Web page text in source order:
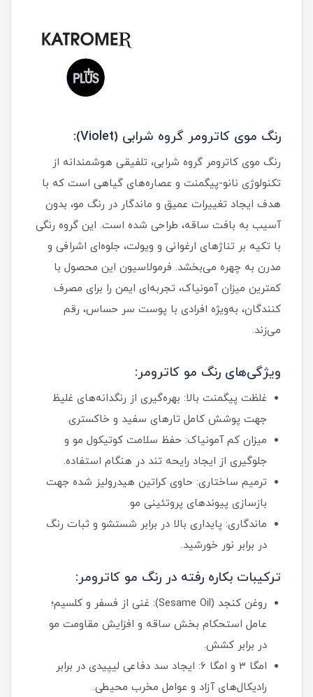
رنگ موی کاترومر گروه شرابی (Violet):
رنگ موی کاترومر گروه شرابی، تلفیقی هوشمندانه از
تکنولوژی نانو-پیگمنت و عصاره‌های گیاهی است که با
هدف ایجاد تغییرات عمیق و ماندگار در رنگ مو، بدون
آسیب به بافت ساقه، طراحی شده است. این گروه رنگی
با تکیه بر تناژهای ارغوانی و ویولت، جلوه‌ای اشرافی و
مدرن به چهره می‌بخشد. فرمولاسیون این محصول با
کمترین میزان آمونیاک، تجربه‌ای ایمن را برای مصرف
کنندگان، به‌ویژه افرادی با پوست سر حساس، رقم
می‌زند.
ویژگی‌های رنگ مو کاترومر:
غلظت پیگمنت بالا: بهره‌گیری از رنگدانه‌های غلیظ
جهت پوشش کامل تارهای سفید و خاکستری.
میزان کم آمونیاک: حفظ سلامت کوتیکول مو و
جلوگیری از ایجاد رایحه تند در هنگام استفاده.
ترمیم ساختاری: حاوی کراتین هیدرولیز شده جهت
بازسازی پیوندهای پروتئینی مو.
ماندگاری: پایداری بالا در برابر شستشو و ثبات رنگ
در برابر نور خورشید.
ترکیبات بکاره رفته در رنگ مو کاترومر:
روغن کنجد (Sesame Oil): غنی از فسفر و کلسیم؛
عامل استحکام بخش ساقه و افزایش مقاومت مو
در برابر کشش.
امگا ۳ و امگا ۶: ایجاد سد دفاعی لیپیدی در برابر
رادیکال‌های آزاد و عوامل مخرب محیطی.